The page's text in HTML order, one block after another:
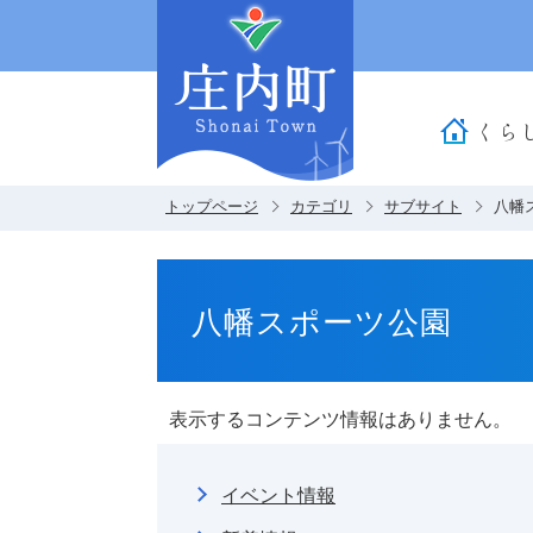
くら
トップページ カテゴリ サブサイト 八幡
八幡スポーツ公園
表示するコンテンツ情報はありません。
イベント情報